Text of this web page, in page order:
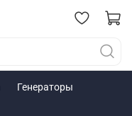
Генераторы